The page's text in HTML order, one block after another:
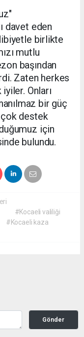
davet eden
birlikte
mutlu
başından
Zaten herkes
Onları
bir güç
çok destek
için
bulundu.
#Kocaeli valiliği
#Kocaeli kaza
Gönder